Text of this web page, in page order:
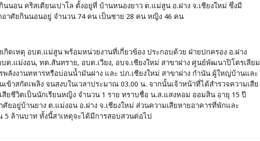
นนอน คริสเตียนเปาโล ตั้งอยู่ที่ บ้านหนองยาว ต.แม่สูน อ.ฝาง จ.เชียงใหม่ ซึ่งมี
อาศัยกินนอนอยู่ จำนวน 74 คน เป็นชาย 28 คน หญิง 46 คน
กิดเหตุ อบต.แม่สูน พร้อมหน่วยงานที่เกี่ยวข้อง ประกอบด้วย ฝ่ายปกครอง อ.ฝาง
ต.แม่งอน, ทต.สันทราย, อบต.เวียง, อบจ.เชียงใหม่ สาขาฝาง ศูนย์พัฒนาปิโตรเลียม
พลังงานทหารหรือบ่อนน้ำมันฝาง และ ปภ.เชียงใหม่ สาขาฝาง กำนัน ผู้ใหญ่บ้านและ
ข้าสกัดเพลิง จนสงบในเวลาประมาณ 03.00 น. จากนั้นเจ้าหน้าที่ได้สำรวจความเสีย
สียชีวิตเป็นนักเรียนหญิง จำนวน 1 ราย ทราบชื่อ น.ส.แสงหอม ออมสิน อายุ 15 ปี
ศัยอยู่บ้านยาง ต.แม่งอน อ.ฝาง จ.เชียงใหม่ ส่วนความเสียหายอาคารที่พักและ
ล้านบาท ทั้งนี้สาเหตุจะได้มีการสอบสวนต่อไป